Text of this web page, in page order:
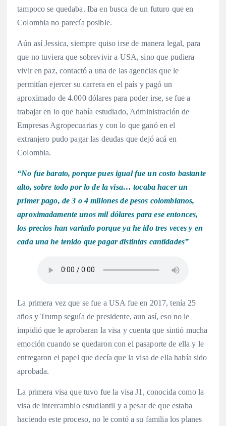
tampoco se quedaba. Iba en busca de un futuro que en
Colombia no parecía posible.
Aún así Jessica, siempre quiso irse de manera legal, para
que no tuviera que sobrevivir a USA, sino que pudiera
vivir en paz, contactó a una de las agencias que le
permitían ejercer su carrera en el país y pagó un
aproximado de 4.000 dólares para poder irse, se fue a
trabajar en lo que había estudiado, Administración de
Empresas Agropecuarias y con lo que ganó en el
extranjero pudo pagar las deudas que dejó acá en
Colombia.
“No fue barato, porque pues igual fue un costo bastante
alto, sobre todo por lo de la visa… tocaba hacer un
primer pago, de 3 o 4 millones de pesos colombianos,
aproximadamente unos mil dólares para ese entonces,
los precios han variado porque ya he ido tres veces y en
cada una he tenido que pagar distintas cantidades”
La primera vez que se fue a USA fue en 2017, tenía 25
años y Trump seguía de presidente, aun así, eso no le
impidió que le aprobaran la visa y cuenta que sintió mucha
emoción cuando se quedaron con el pasaporte de ella y le
entregaron el papel que decía que la visa de ella había sido
aprobada.
La primera visa que tuvo fue la visa J1, conocida como la
visa de intercambio estudiantil y a pesar de que estaba
haciendo este proceso, no le contó a su familia los planes